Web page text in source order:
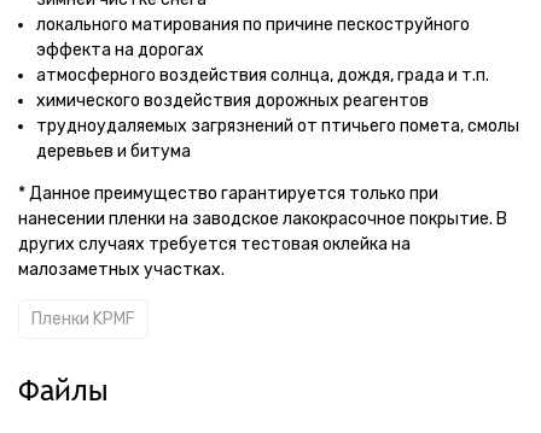
локального матирования по причине пескоструйного
эффекта на дорогах
атмосферного воздействия солнца, дождя, града и т.п.
химического воздействия дорожных реагентов
трудноудаляемых загрязнений от птичьего помета, смолы
деревьев и битума
* Данное преимущество гарантируется только при
нанесении пленки на заводское лакокрасочное покрытие. В
других случаях требуется тестовая оклейка на
малозаметных участках.
Пленки KPMF
Файлы